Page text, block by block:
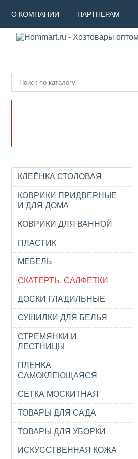
О КОМПАНИИ ПАРТНЕРАМ
КЛЕЁНКА СТОЛОВАЯ
КОВРИКИ ПРИДВЕРНЫЕ
И ДЛЯ ДОМА
КОВРИКИ ДЛЯ ВАННОЙ
ПЛАСТИК
МЕБЕЛЬ
СКАТЕРТЬ, САЛФЕТКИ
ДОСКИ ГЛАДИЛЬНЫЕ
СУШИЛКИ ДЛЯ БЕЛЬЯ
СТРЕМЯНКИ И
ЛЕСТНИЦЫ
ПЛЕНКА
САМОКЛЕЮЩАЯСЯ
СЕТКА МОСКИТНАЯ
ТОВАРЫ ДЛЯ САДА
ТОВАРЫ ДЛЯ УБОРКИ
ИСКУССТВЕННАЯ КОЖА